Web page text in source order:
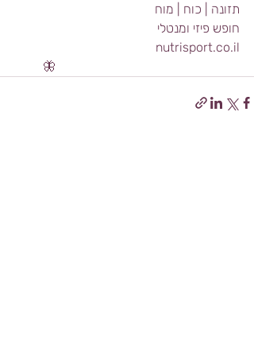
תזונה | כוח | מוח
חופש פיזי ומנטלי
         🦋